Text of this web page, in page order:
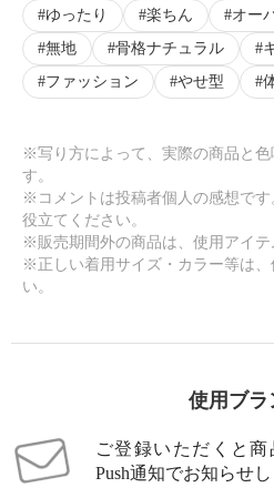
ゆったり
楽ちん オー
無地
骨格ナチュラル
ファッション
やせ型
※写り方によって、実際の商品と色
す。
※コメントは投稿者個人の感想で
役立てください。
※販売期間外の商品は、使用アイテ
※正しい着用サイズ・カラー等は
い。
使用ブラ
ご登録いただくと商
Push通知でお知らせし